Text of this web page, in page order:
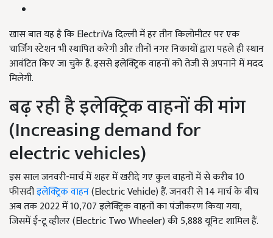
खास बात यह है कि ElectriVa दिल्ली में हर तीन किलोमीटर पर एक
चार्जिंग स्टेशन भी स्थापित करेगी और तीनों नगर निकायों द्वारा पहले ही स्थान
आवंटित किए जा चुके हैं. इससे इलेक्ट्रिक वाहनों को तेजी से अपनाने में मदद
मिलेगी.
बढ़ रही है इलेक्ट्रिक वाहनों की मांग
(Increasing demand for
electric vehicles)
इस साल जनवरी-मार्च में शहर में खरीदे गए कुल वाहनों में से करीब 10
फीसदीइलेक्ट्रिक वाहन(Electric Vehicle) हैं. जनवरी से 14 मार्च के बीच
अब तक 2022 में 10,707 इलेक्ट्रिक वाहनों का पंजीकरण किया गया,
जिसमें ई-टू व्हीलर (Electric Two Wheeler) की 5,888 यूनिट शामिल हैं.